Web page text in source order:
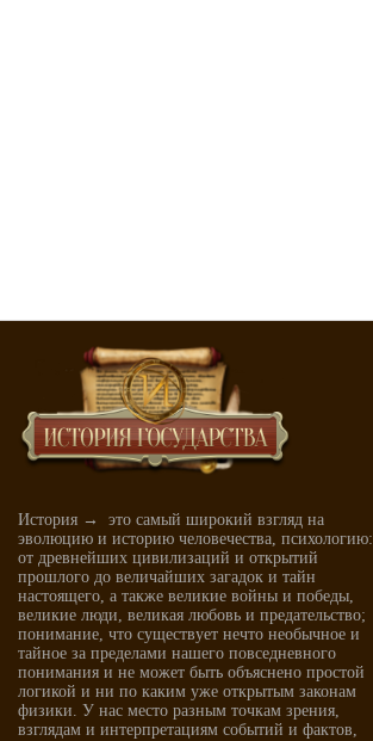
История → это самый широкий взгляд на
эволюцию и историю человечества, психологию:
от древнейших цивилизаций и открытий
прошлого до величайших загадок и тайн
настоящего, а также великие войны и победы,
великие люди, великая любовь и предательство;
понимание, что существует нечто необычное и
тайное за пределами нашего повседневного
понимания и не может быть объяснено простой
логикой и ни по каким уже открытым законам
физики. У нас место разным точкам зрения,
взглядам и интерпретациям событий и фактов,